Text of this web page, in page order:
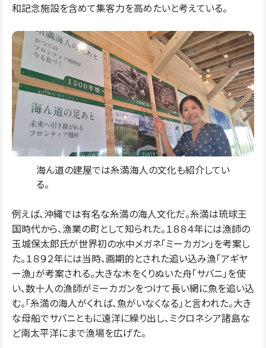
和記念施設を含めて集客力を高めたいと考えている。
海ん道の建屋では糸満海人の文化も紹介してい
る。
例えば、沖縄では有名な糸満の海人文化だ。糸満は琉球王
国時代から、漁業の町として知られた。１８８４年には漁師の
玉城保太郎氏が世界初の水中メガネ「ミーカガン」を考案し
た。１８９２年には当時、画期的とされた追い込み漁「アギヤ
ー漁」が考案される。大きな木をくりぬいた舟「サバニ」を使
い、数十人の漁師がミーカガンをつけて長い網に魚を追い込
む。「糸満の海人がくれば、魚がいなくなる」と言われた。大き
な母船でサバニともに遠洋に繰り出し、ミクロネシア諸島な
ど南太平洋にまで漁場を広げた。